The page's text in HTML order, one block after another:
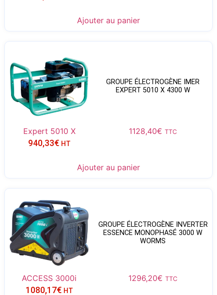
Ajouter au panier
GROUPE ÉLECTROGÈNE IMER
EXPERT 5010 X 4300 W
Expert 5010 X 1128,40€ TTC
940,33€ HT
Ajouter au panier
GROUPE ÉLECTROGÈNE INVERTER
ESSENCE MONOPHASÉ 3000 W
WORMS
ACCESS 3000i 1296,20€ TTC
1080,17€ HT